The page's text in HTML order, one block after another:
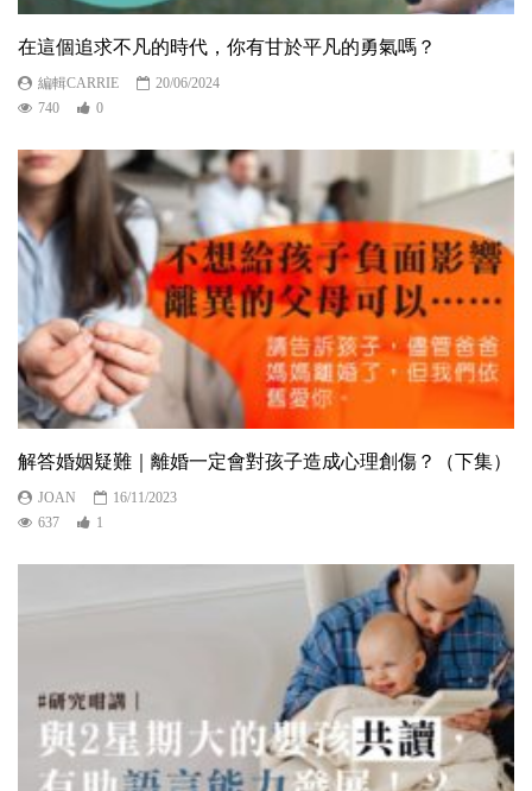
在這個追求不凡的時代，你有甘於平凡的勇氣嗎？
編輯CARRIE
20/06/2024
740
0
解答婚姻疑難｜離婚一定會對孩子造成心理創傷？（下集）
JOAN
16/11/2023
637
1